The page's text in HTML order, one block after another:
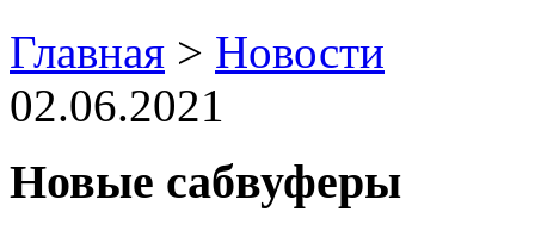
Главная > Новости
02.06.2021
Новые сабвуферы